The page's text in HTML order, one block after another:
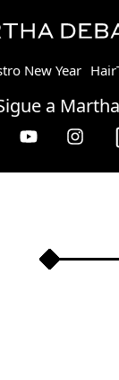
New Year
a Martha